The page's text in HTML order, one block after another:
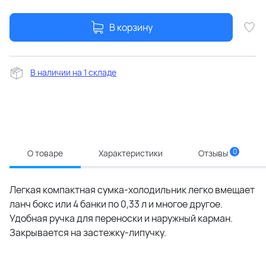
В корзину
В наличии на 1 складе
О товаре Характеристики Отзывы 0
Легкая компактная сумка-холодильник легко вмещает
ланч бокс или 4 банки по 0,33 л и многое другое.
Удобная ручка для переноски и наружный карман.
Закрывается на застежку-липучку.